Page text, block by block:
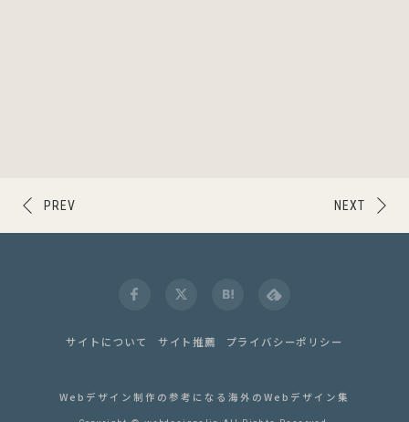
NEXT
PREV
サイトについて サイト推薦 プライバシーポリシー
Webデザイン制作の参考になる海外のWebデザイン集